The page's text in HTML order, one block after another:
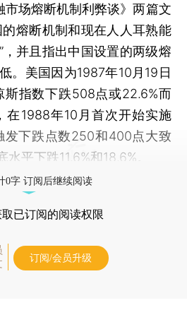
市场熔断机制利弊谈》两篇文
熔断机制和现在人人耳熟能
，并且指出中国设置的两级熔
。美国因为1987年10月19日
斯指数下跌508点或22.6%而
在1988年10月首次开始实施
发下跌点数250和400点大致
平下跌11.6%和18.6%。
0字 订阅后继续阅读
取已订阅的阅读权限
订阅/会员升级